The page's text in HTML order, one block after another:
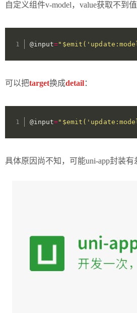
自定义组件v-model，value获取不到值
@input=
可以把target换成detail：
@input=
具体原因尚不知，可能uni-app封装有